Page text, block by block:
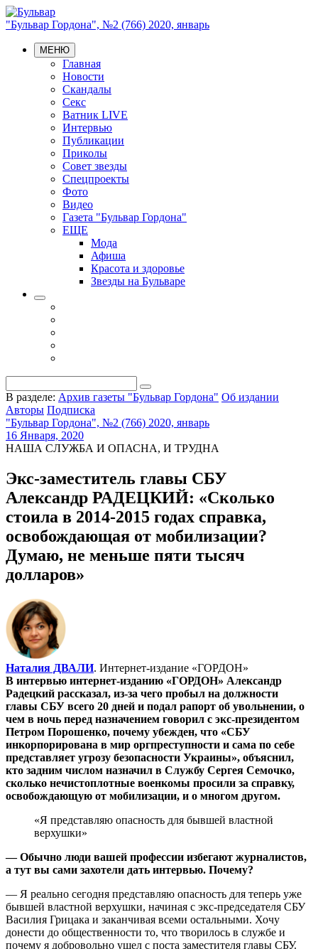
"Бульвар Гордона", №2 (766) 2020, январь
МЕНЮ
Главная
Новости
Скандалы
Секс
Ватник LIVE
Интервью
Публикации
Приколы
Совет звезды
Спецпроекты
Фото
Видео
Газета "Бульвар Гордона"
ЕЩЕ
Мода
Афиша
Красота и здоровье
Звезды на Бульваре
В разделе: Архив газеты "Бульвар Гордона" Об издании
Авторы Подписка
"Бульвар Гордона", №2 (766) 2020, январь
16 Января, 2020
НАША СЛУЖБА И ОПАСНА, И ТРУДНА
Экс-заместитель главы СБУ
Александр РАДЕЦКИЙ: «Сколько
стоила в 2014-2015 годах справка,
освобождающая от мобилизации?
Думаю, не меньше пяти тысяч
долларов»
Наталия ДВАЛИ. Интернет-издание «ГОРДОН»
В интервью интернет-изданию «ГОРДОН» Александр
Радецкий рассказал, из-за чего пробыл на должности
главы СБУ всего 20 дней и подал рапорт об увольнении, о
чем в ночь перед назначением говорил с экс-президентом
Петром Порошенко, почему убежден, что «СБУ
инкорпорирована в мир оргпреступности и сама по себе
представляет угрозу безопасности Украины», объяснил,
кто задним числом назначил в Службу Сергея Семочко,
сколько нечистоплотные военкомы просили за справку,
освобождающую от мобилизации, и о многом другом.
«Я представляю опасность для бывшей властной
верхушки»
— Обычно люди вашей профессии избегают журналистов,
а тут вы сами захотели дать интервью. Почему?
— Я реально сегодня представляю опасность для теперь уже
бывшей властной верхушки, начиная с экс-председателя СБУ
Василия Грицака и заканчивая всеми остальными. Хочу
донести до общественности то, что творилось в службе и
почему я добровольно ушел с поста заместителя главы СБУ.